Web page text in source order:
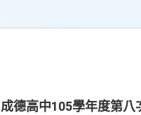
成德高中105學年度第八